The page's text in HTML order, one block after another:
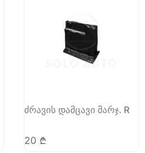
ძრავის დამცავი მარჯ. R
20 ₾